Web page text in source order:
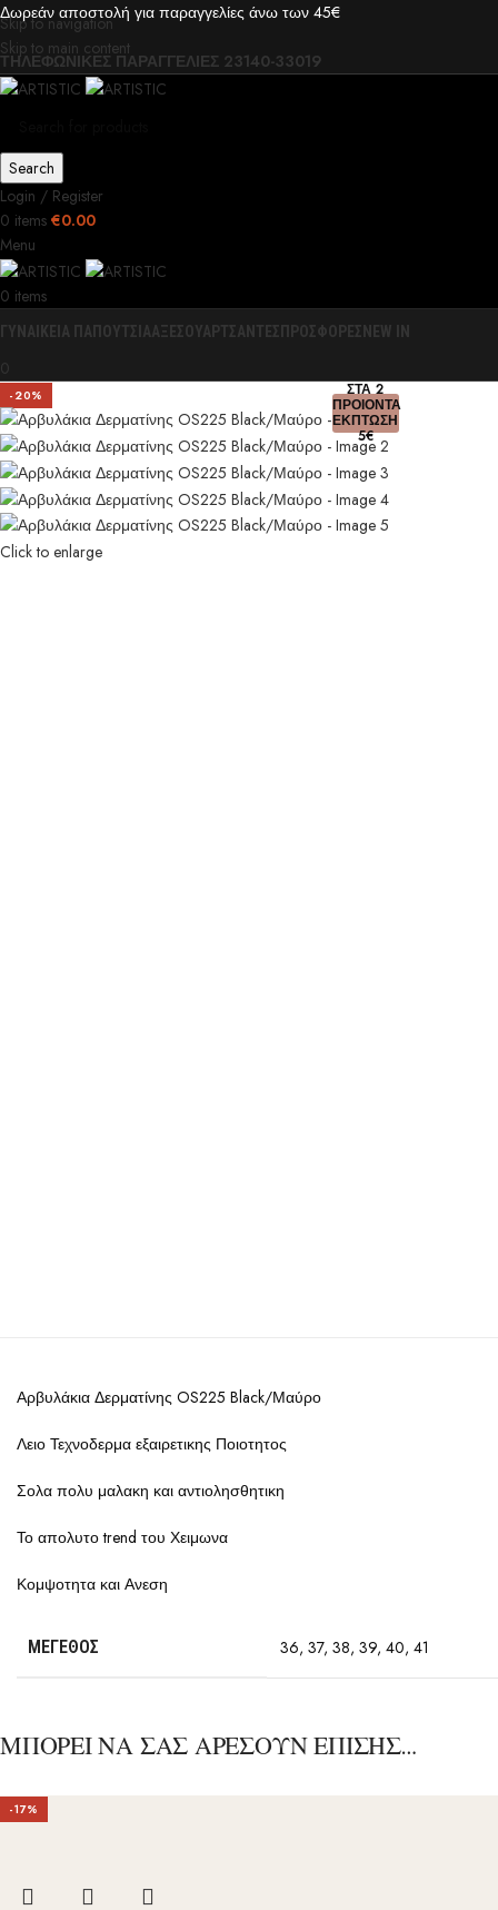
Skip to navigation
Skip to main content
Δωρεάν αποστολή για παραγγελίες άνω των 45€
ΤΗΛΕΦΩΝΙΚΕΣ ΠΑΡΑΓΓΕΛΙΕΣ 23140-33019
Search
Login / Register
0 items €0.00
Menu
0 items
ΓΥΝΑΙΚΕΙΑ ΠΑΠΟΥΤΣΙΑΑΞΕΣΟΥΑΡΤΣΑΝΤΕΣ ΠΡΟΣΦΟΡΕΣ NEW IN
0
-20% ΣΤΑ 2
ΠΡΟΙΟΝΤΑ
ΕΚΠΤΩΣΗ
5€
Click to enlarge
Αρβυλάκια Δερματίνης OS225 Black/Μαύρο
Λειο Τεχνοδερμα εξαιρετικης Ποιοτητος
Σολα πολυ μαλακη και αντιολησθητικη
Το απολυτο trend του Χειμωνα
Κομψοτητα και Ανεση
ΜΈΓΕΘΟΣ 36, 37, 38, 39, 40, 41
ΜΠΟΡΕΙ ΝΑ ΣΑΣ ΑΡΕΣΟΥΝ ΕΠΙΣΗΣ…
-17%